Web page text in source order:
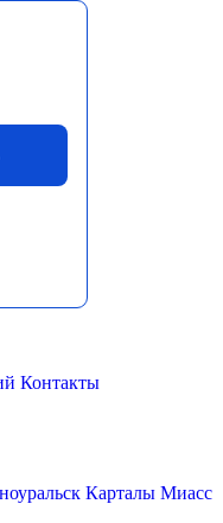
Контакты
Карталы Миасс